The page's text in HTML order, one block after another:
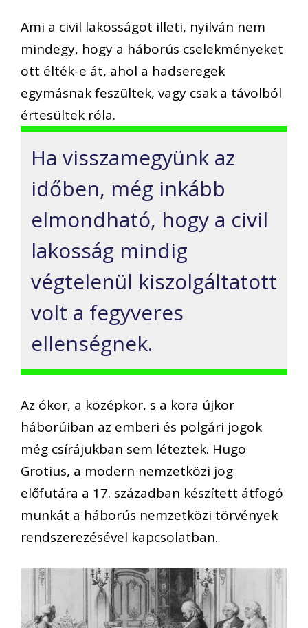
Ami a civil lakosságot illeti, nyilván nem
mindegy, hogy a háborús cselekményeket
ott élték-e át, ahol a hadseregek
egymásnak feszültek, vagy csak a távolból
értesültek róla.
Ha visszamegyünk az
időben, még inkább
elmondható, hogy a civil
lakosság mindig
végtelenül kiszolgáltatott
volt a fegyveres
ellenségnek.
Az ókor, a középkor, s a kora újkor
háborúiban az emberi és polgári jogok
még csírájukban sem léteztek. Hugo
Grotius, a modern nemzetközi jog
előfutára a 17. században készített átfogó
munkát a háborús nemzetközi törvények
rendszerezésével kapcsolatban.